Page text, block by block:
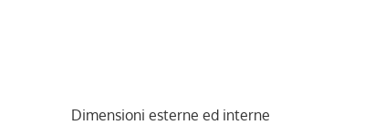
Dimensioni esterne ed interne